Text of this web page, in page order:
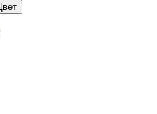
Цвет